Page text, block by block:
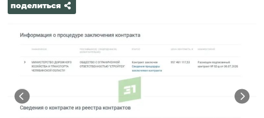
поделиться